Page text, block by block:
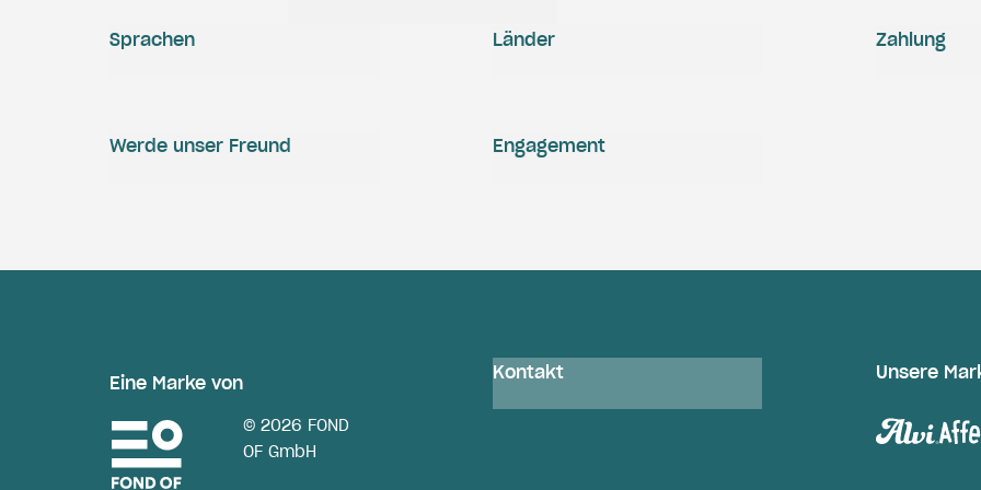
Zahlung
Engagement
Werde unser Freund
Sprachen Länder
Eine Marke von
© 2026 FOND
OF GmbH
Kontakt Unsere